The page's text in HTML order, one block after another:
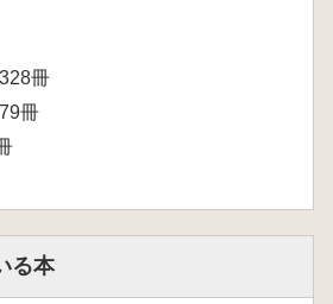
冊
冊
る本